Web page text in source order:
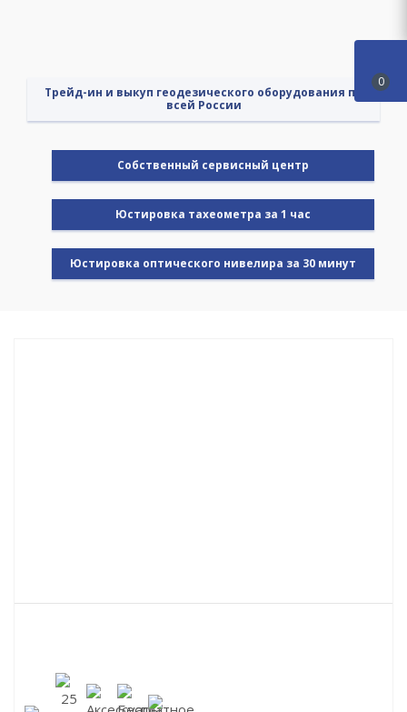
Трейд-ин и выкуп геодезического оборудования по
всей России
Cобственный сервисный центр
Юстировка тахеометра за 1 час
Юстировка оптического нивелира за 30 минут
0